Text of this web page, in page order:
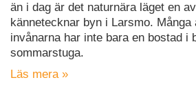
än i dag är det naturnära läget en
kännetecknar byn i Larsmo. Många
invånarna har inte bara en bostad i
sommarstuga.
Läs mera »